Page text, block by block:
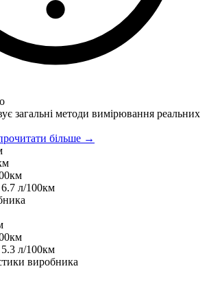
загальні методи вимірювання реальних
більше →
6.7 л/100км
5.3 л/100км
виробника